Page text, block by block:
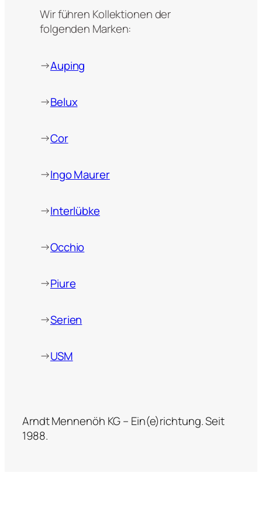
Wir führen Kollektionen der
folgenden Marken:
→Auping
→Belux
→Cor
→Ingo Maurer
→Interlübke
→Occhio
→Piure
→Serien
→USM
Arndt Mennenöh KG – Ein(e)richtung. Seit
1988.